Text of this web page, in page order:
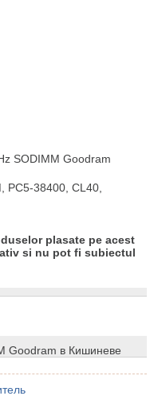
SODIMM Goodram
PC5-38400, CL40,
plasate pe acest
si nu pot fi subiectul
Goodram в Кишиневе